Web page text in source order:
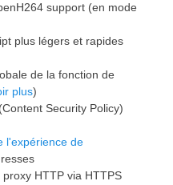
support (en mode
plus légers et rapides
de la fonction de
plus)
Security Policy)
l'expérience de
HTTP via HTTPS